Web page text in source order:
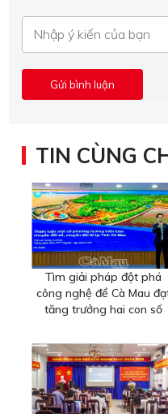
TIN CÙNG
Tìm giải pháp đột phá
công nghệ để Cà Mau
tăng trưởng hai con số